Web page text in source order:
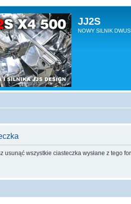
JJ2S
NOWY SILNIK
usunąć wszystkie ciasteczka wysłane z tego